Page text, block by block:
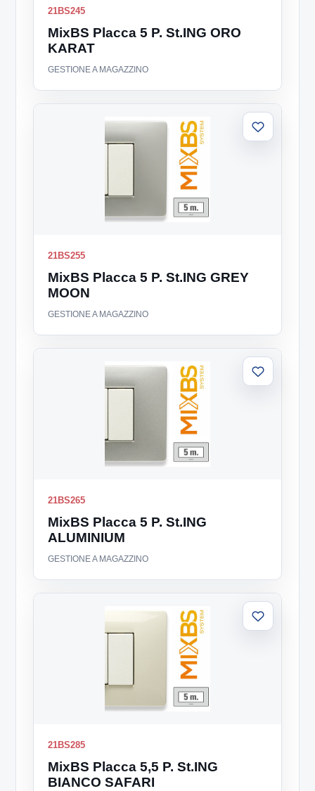
21BS245
MixBS Placca 5 P. St.ING ORO
KARAT
GESTIONE A MAGAZZINO
21BS255
MixBS Placca 5 P. St.ING GREY
MOON
GESTIONE A MAGAZZINO
Aggiungi
alla
21BS265
MixBS Placca 5 P. St.ING
ALUMINIUM
GESTIONE A MAGAZZINO
Aggiungi
alla
21BS285
MixBS Placca 5,5 P. St.ING
BIANCO SAFARI
Aggiungi
alla